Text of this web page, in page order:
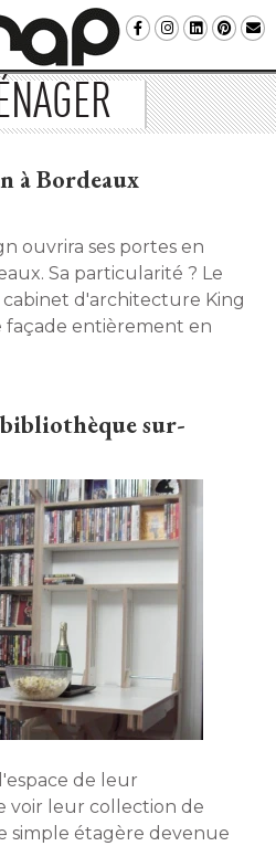
à Bordeaux
ouvrira ses portes en
Sa particularité ? Le
d'architecture King
façade entièrement en
sur-
de leur
voir leur collection de
simple étagère devenue